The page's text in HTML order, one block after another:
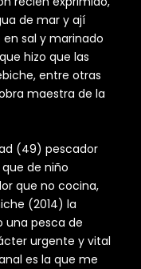
de mar y ají
sal y marinado
hizo que las
entre otras
maestra de la
(49) pescador
de niño
que no cocina,
(2014) la
una pesca de
urgente y vital
es la que me